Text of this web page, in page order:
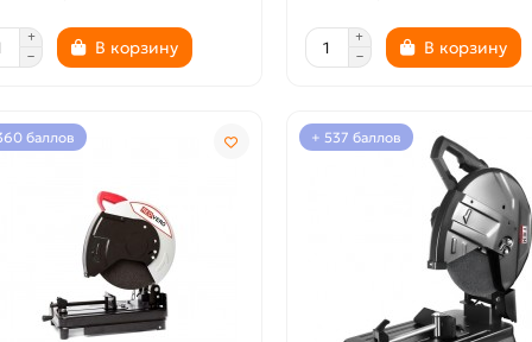
В корзину В корзину
баллов + 537 баллов